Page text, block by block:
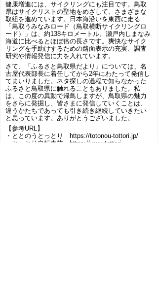
健康増進には、サイクリングにも注目です。鳥取
県はサイクリストの聖地をめざして、さまざまな
取組を進めています。日本海沿いを東西に走る
「鳥取うみなみロード（鳥取横断サイクリングロ
ード）」は、約138キロメートル。瀬戸内しまなみ
海道に比べるとほぼ倍の長さです。爽快なサイク
リングを手助けするための路面表示の充実、調査
研究や情報発信に力を入れています。
さて、「ふるさと鳥取県だより」については、名
古屋代表部長に着任してから2年にわたって発信し
てまいりました。ネタ探しの過程で知らなかった
ふるさと鳥取県に触れることもありました。私
は、この度の異動で帰鳥しますが、鳥取県の魅力
をさらに発掘し、皆さまに発信していくことは、
違うかたちであっても引き続き継続していきたい
と思っています。ありがとうございました。
【参考URL】
・ととのうとっとり https://totonou-tottori.jp/
・とっとり自転車旅 https://www.tottori-